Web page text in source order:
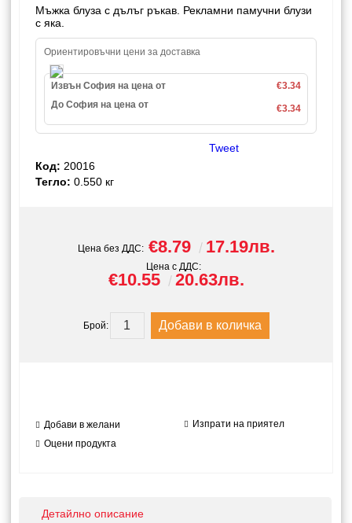
Мъжка блуза с дълъг ръкав. Рекламни памучни блузи
с яка.
Ориентировъчни цени за доставка
Извън София на цена от
€3.34
До София на цена от
€3.34
Tweet
Код: 20016
Тегло: 0.550 кг
Цена без ДДС: €8.79 17.19лв.
Цена с ДДС:
€10.55 20.63лв.
Брой:
Добави в желани
Изпрати на приятел
Оцени продукта
Детайлно описание